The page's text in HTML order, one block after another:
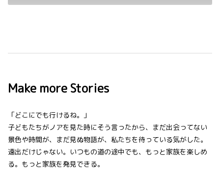
Make more Stories
「どこにでも行けるね。」
子どもたちがノアを見た時にそう言ったから、まだ出会ってない
景色や時間が、まだ見ぬ物語が、私たちを待っている気がした。
遠出だけじゃない。いつもの道の途中でも、もっと家族を楽しめ
る。もっと家族を発見できる。